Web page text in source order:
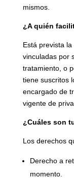
mismos.
¿A quién
Está prevista
vinculadas por
tratamiento, o
tiene suscritos
encargado de
vigente de
¿Cuáles son
Los derechos
Derecho a
momento.